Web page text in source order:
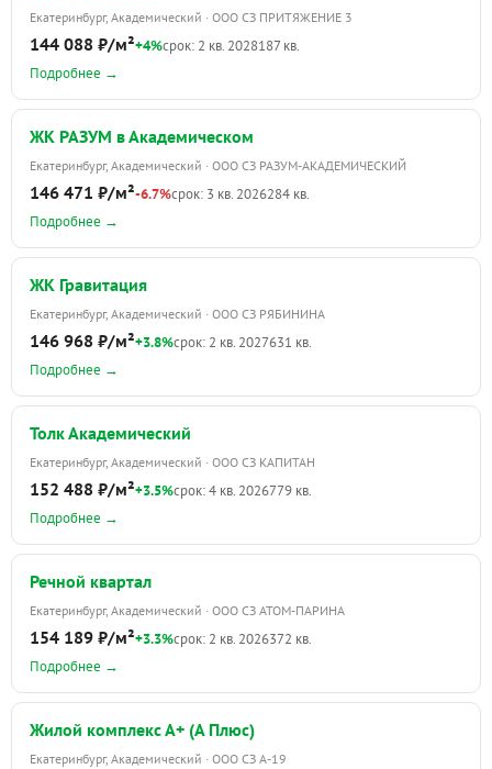
Екатеринбург, Академический · ООО СЗ ПРИТЯЖЕНИЕ 3
144 088 ₽/м²+4%срок: 2 кв. 2028187 кв.
Подробнее →
ЖК РАЗУМ в Академическом
Екатеринбург, Академический · ООО СЗ РАЗУМ-АКАДЕМИЧЕСКИЙ
146 471 ₽/м²-6.7%срок: 3 кв. 2026284 кв.
Подробнее →
ЖК Гравитация
Екатеринбург, Академический · ООО СЗ РЯБИНИНА
146 968 ₽/м²+3.8%срок: 2 кв. 2027631 кв.
Подробнее →
Толк Академический
Екатеринбург, Академический · ООО СЗ КАПИТАН
152 488 ₽/м²+3.5%срок: 4 кв. 2026779 кв.
Подробнее →
Речной квартал
Екатеринбург, Академический · ООО СЗ АТОМ-ПАРИНА
154 189 ₽/м²+3.3%срок: 2 кв. 2026372 кв.
Подробнее →
Жилой комплекс А+ (А Плюс)
Екатеринбург, Академический · ООО СЗ А-19